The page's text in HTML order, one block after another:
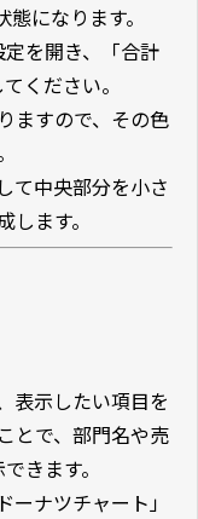
になります。
を開き、「合計
ください。
ますので、その色
て中央部分を小さ
ます。
表示したい項目を
とで、部門名や売
きます。
ナツチャート」